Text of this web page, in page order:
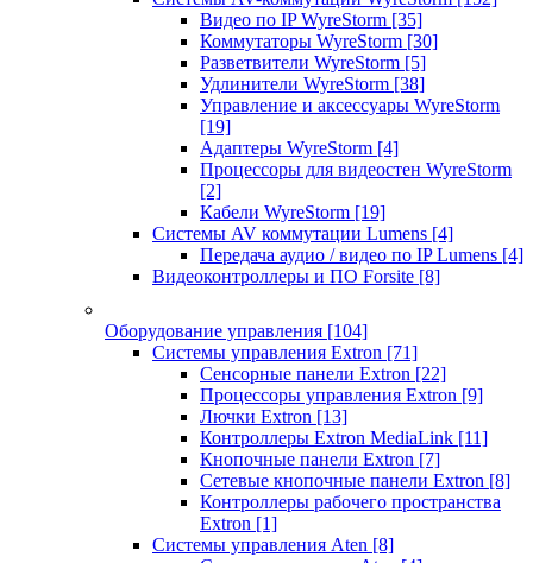
Видео по IP WyreStorm [35]
Коммутаторы WyreStorm [30]
Разветвители WyreStorm [5]
Удлинители WyreStorm [38]
Управление и аксессуары WyreStorm
[19]
Адаптеры WyreStorm [4]
Процессоры для видеостен WyreStorm
[2]
Кабели WyreStorm [19]
Системы AV коммутации Lumens [4]
Передача аудио / видео по IP Lumens [4]
Видеоконтроллеры и ПО Forsite [8]
Оборудование управления [104]
Системы управления Extron [71]
Сенсорные панели Extron [22]
Процессоры управления Extron [9]
Лючки Extron [13]
Контроллеры Extron MediaLink [11]
Кнопочные панели Extron [7]
Сетевые кнопочные панели Extron [8]
Контроллеры рабочего пространства
Extron [1]
Системы управления Aten [8]